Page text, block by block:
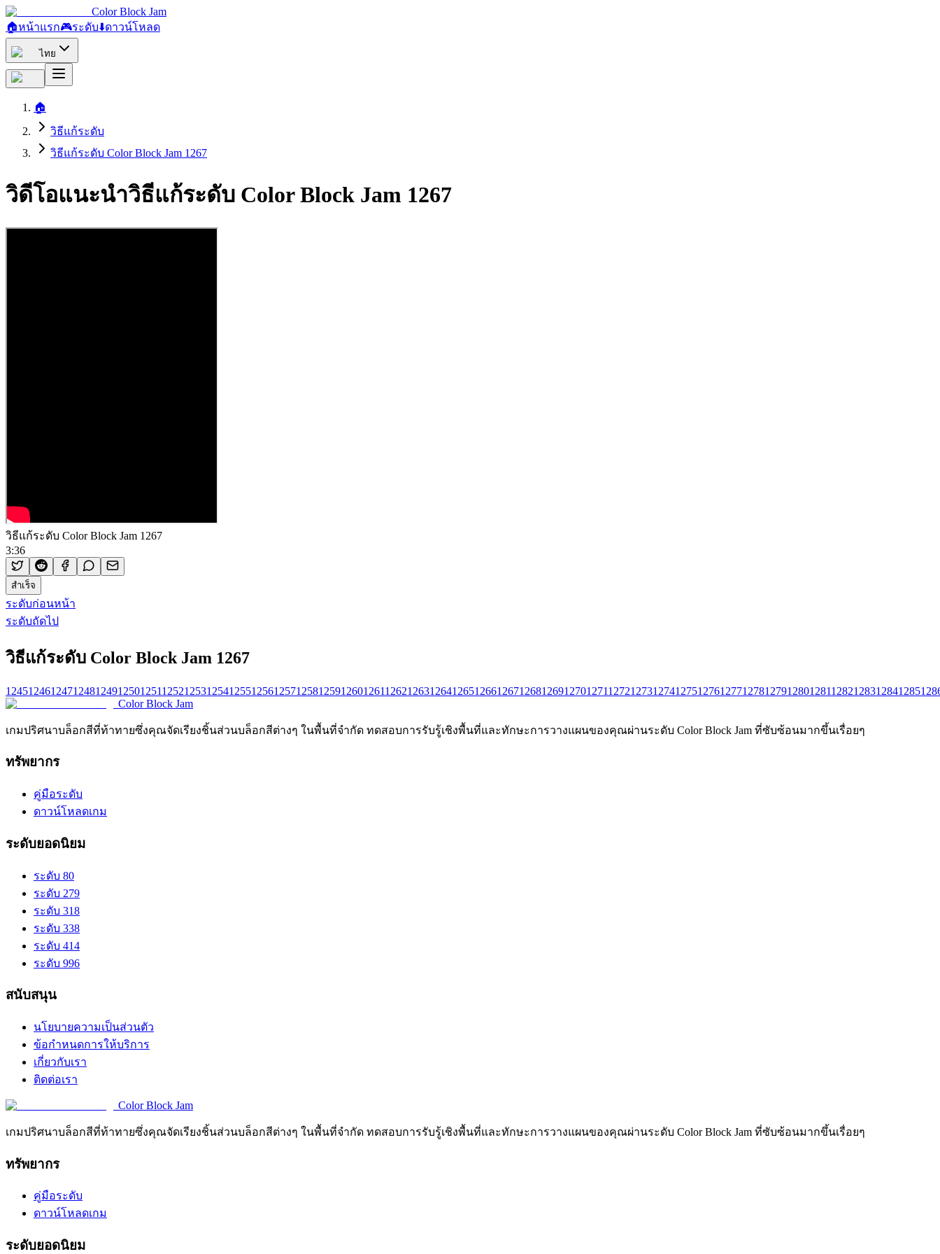
Color Block Jam
🏠หน้าแรก🎮ระดับ⬇️ดาวน์โหลด
ไทย
🏠
วิธีแก้ระดับ
วิธีแก้ระดับ Color Block Jam 1267
วิดีโอแนะนำวิธีแก้ระดับ Color Block Jam 1267
วิธีแก้ระดับ Color Block Jam 1267
3:36
สำเร็จ
ระดับก่อนหน้า
ระดับถัดไป
วิธีแก้ระดับ Color Block Jam 1267
12451246124712481249125012511252125312541255125612571258125912601261126212631264126512661267126812691270127112721273127412751276127712781279128012811282128312841285
Color Block Jam
เกมปริศนาบล็อกสีที่ท้าทายซึ่งคุณจัดเรียงชิ้นส่วนบล็อกสีต่างๆ ในพื้นที่จำกัด ทดสอบการรับรู้เชิงพื้นที่และทักษะการวางแผนของคุณผ่านระดับ Color Block Jam ที่ซับซ้อนมากขึ้นเรื่อยๆ
ทรัพยากร
คู่มือระดับ
ดาวน์โหลดเกม
ระดับยอดนิยม
ระดับ 80
ระดับ 279
ระดับ 318
ระดับ 338
ระดับ 414
ระดับ 996
สนับสนุน
นโยบายความเป็นส่วนตัว
ข้อกำหนดการให้บริการ
เกี่ยวกับเรา
ติดต่อเรา
Color Block Jam
เกมปริศนาบล็อกสีที่ท้าทายซึ่งคุณจัดเรียงชิ้นส่วนบล็อกสีต่างๆ ในพื้นที่จำกัด ทดสอบการรับรู้เชิงพื้นที่และทักษะการวางแผนของคุณผ่านระดับ Color Block Jam ที่ซับซ้อนมากขึ้นเรื่อยๆ
ทรัพยากร
คู่มือระดับ
ดาวน์โหลดเกม
ระดับยอดนิยม